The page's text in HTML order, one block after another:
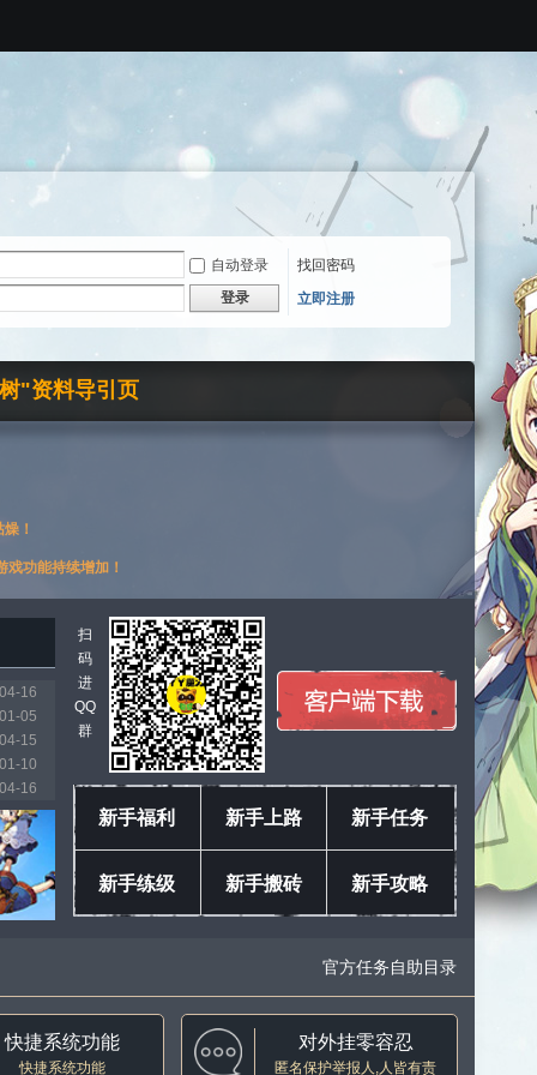
自动登录
找回密码
登录
立即注册
"资料导引页
！
戏功能持续增加！
16
05
15
10
16
11
18
04
16
16
扫
码
进
QQ
群
新手福利 新手上路 新手任务
新手练级 新手搬砖 新手攻略
官方任务自助目录
快捷系统功能
快捷系统功能
对外挂零容忍
匿名保护举报人,人皆有责